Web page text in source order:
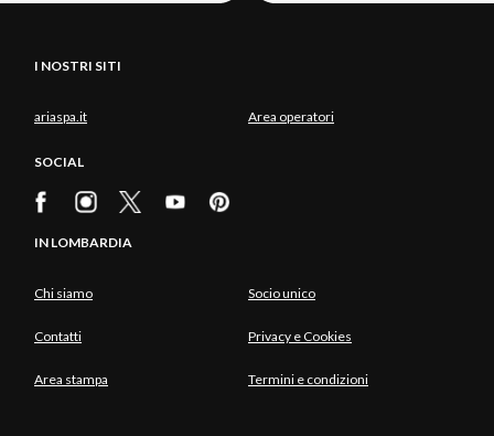
I NOSTRI SITI
ariaspa.it Area operatori
SOCIAL
IN LOMBARDIA
Chi siamo Socio unico
Contatti Privacy e Cookies
Area stampa Termini e condizioni